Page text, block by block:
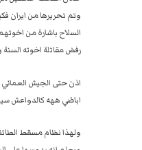
وتم تحريرها من ايران
السلاح باشارة من
رفض مقاتلة اخوته
اباضي ههه كالدواعش
ولهذا نظام مسقط